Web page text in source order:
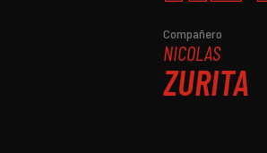
Compañero
NICOLAS
ZURITA